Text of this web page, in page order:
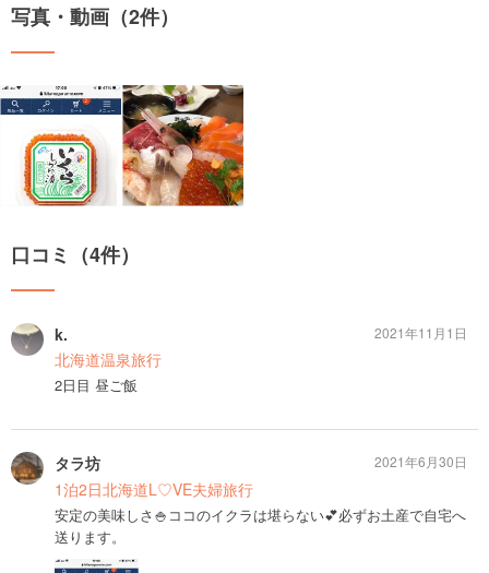
写真・動画（2件）
口コミ（4件）
k.
北海道温泉旅行
2日目 昼ご飯
2021年11月1日
タラ坊
1泊2日北海道L♡VE夫婦旅行
安定の美味しさ🍚ココのイクラは堪らない💕必ずお土産で自宅へ
送ります。
2021年6月30日